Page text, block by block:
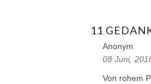
11
Anonym
08 Juni,
Von rohem